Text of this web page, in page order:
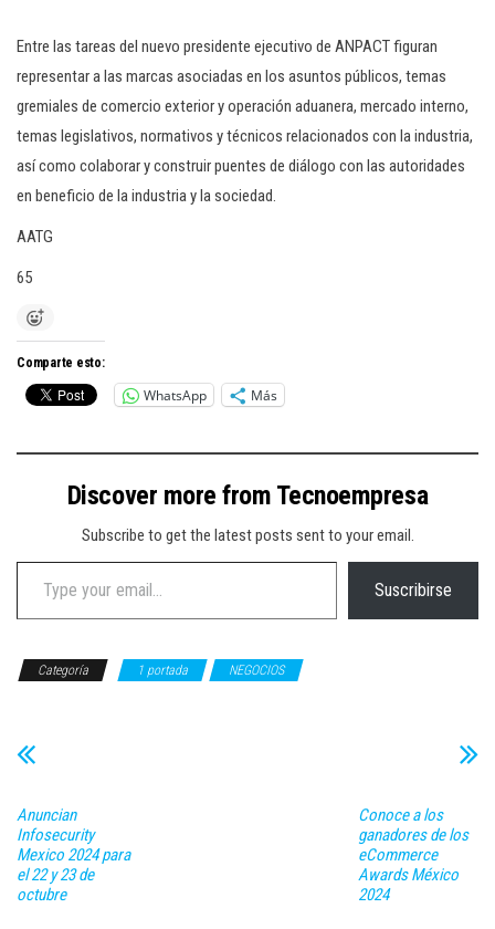
Entre las tareas del nuevo presidente ejecutivo de ANPACT figuran
representar a las marcas asociadas en los asuntos públicos, temas
gremiales de comercio exterior y operación aduanera, mercado interno,
temas legislativos, normativos y técnicos relacionados con la industria,
así como colaborar y construir puentes de diálogo con las autoridades
en beneficio de la industria y la sociedad.
AATG
65
Comparte esto:
WhatsApp Más
Discover more from Tecnoempresa
Subscribe to get the latest posts sent to your email.
Type your email…
Suscribirse
Categoría 1 portada NEGOCIOS
Anuncian
Infosecurity
Mexico 2024 para
el 22 y 23 de
octubre
Conoce a los
ganadores de los
eCommerce
Awards México
2024